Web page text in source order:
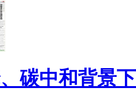
碳中和背景